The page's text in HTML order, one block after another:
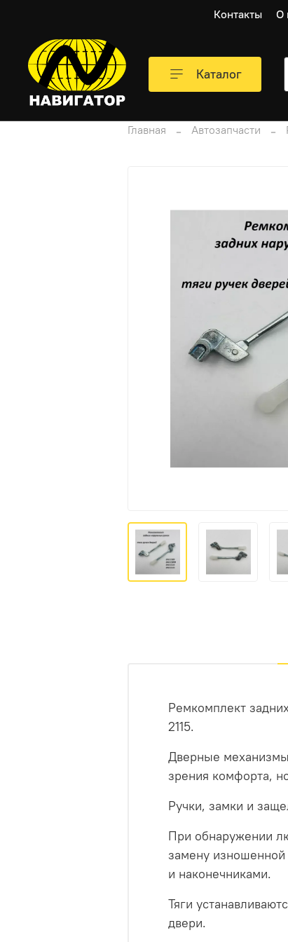
Контакты О
Каталог
Главная Автозапчасти
Ремкомплект
2115.
Дверные
зрения комфорта,
Ручки, замки и
При обнаружении
замену изношенной
и наконечниками.
Тяги
двери.